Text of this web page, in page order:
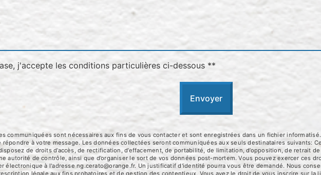
j'accepte les conditions particulières ci-dessous **
Envoyer
communiquées sont nécessaires aux fins de vous contacter et sont enregistrées dans un fichier
à votre message. Les données collectées seront communiquées aux seuls destinataires suivants:
de droits d’accès, de rectification, d’effacement, de portabilité, de limitation, d’opposition, de retrait
autorité de contrôle, ainsi que d’organiser le sort de vos données post-mortem. Vous pouvez exercer ces
électronique à l'adresse ng.cerato@orange.fr. Un justificatif d'identité pourra vous être demandé. Nous
légale aux fins probatoires et de gestion des contentieux. Vous avez le droit de vous inscrire sur